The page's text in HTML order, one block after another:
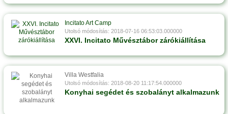
Incitato Art Camp
Utolsó módosítás: 2018-07-16 06:53:03.000000
XXVI. Incitato Művésztábor zárókiállítása
Villa Westfalia
Utolsó módosítás: 2018-08-20 11:17:54.000000
Konyhai segédet és szobalányt alkalmazunk